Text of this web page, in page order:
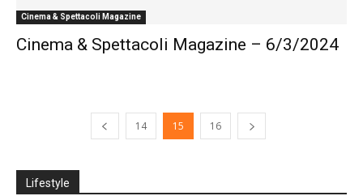
Cinema & Spettacoli Magazine
Cinema & Spettacoli Magazine – 6/3/2024
14 15 16
Lifestyle